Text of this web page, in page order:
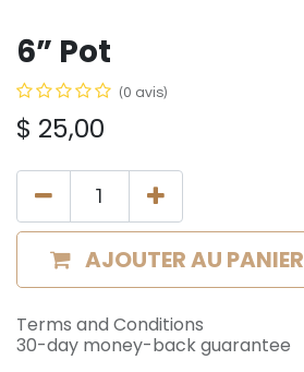
6” Pot
(0 avis)
$ 25,00
AJOUTER AU PANIER
Terms and Conditions
30-day money-back guarantee